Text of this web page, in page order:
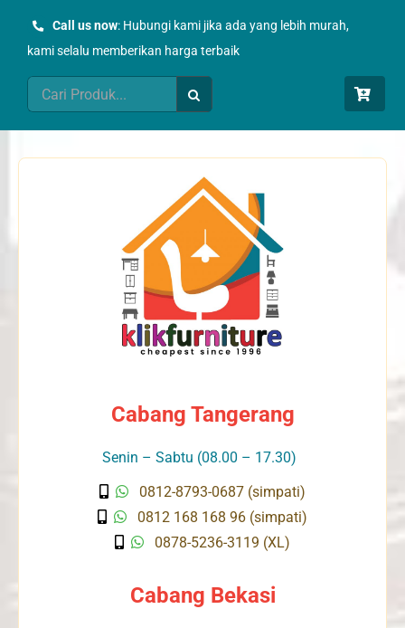
Call us now: Hubungi kami jika ada yang lebih murah,
kami selalu memberikan harga terbaik
Search
for:
Cabang Tangerang
Senin – Sabtu (08.00 – 17.30)
0812-8793-0687 (simpati)
0812 168 168 96 (simpati)
0878-5236-3119 (XL)
Cabang Bekasi